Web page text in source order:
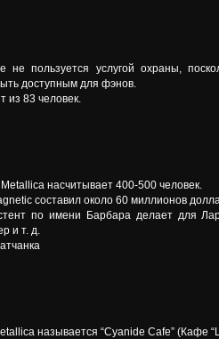
не пользуется услугой охраны,
доступным для фэнов.
из 83 человек.
насчитывает 400-500 человек.
составил около 60 миллионов
по имени Барбара делает для
и т. д.
называется “Cyanide Cafe” (Кафе